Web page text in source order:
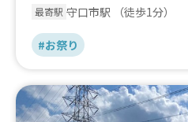
最寄駅 守口市駅 （徒歩1分）
#お祭り